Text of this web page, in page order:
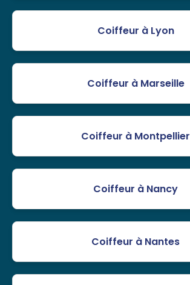
Coiffeur à Lyon
Coiffeur à Marseille
Coiffeur à Montpellier
Coiffeur à Nancy
Coiffeur à Nantes